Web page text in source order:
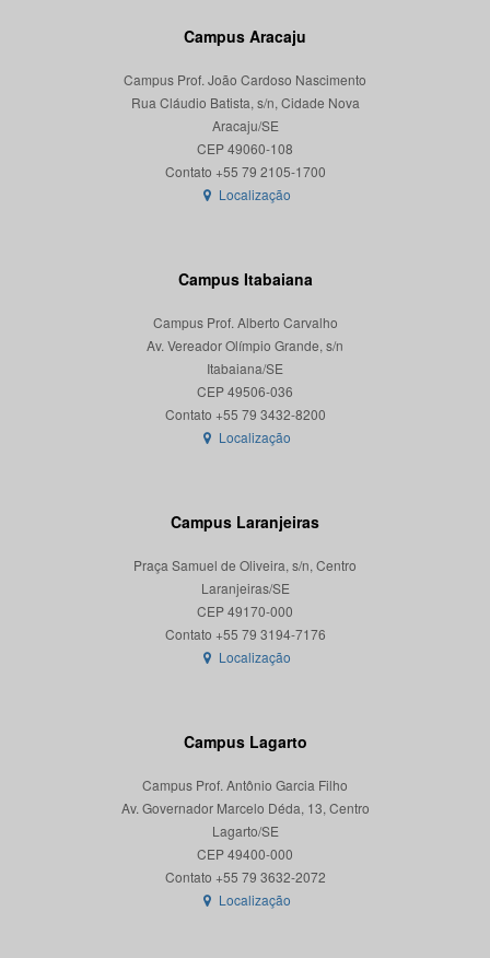
Campus Aracaju
Campus Prof. João Cardoso Nascimento
Rua Cláudio Batista, s/n, Cidade Nova
Aracaju/SE
CEP 49060-108
Localização
Campus Itabaiana
Campus Prof. Alberto Carvalho
Av. Vereador Olímpio Grande, s/n
Itabaiana/SE
CEP 49506-036
Localização
Campus Laranjeiras
Praça Samuel de Oliveira, s/n, Centro
Laranjeiras/SE
CEP 49170-000
Localização
Campus Lagarto
Campus Prof. Antônio Garcia Filho
Av. Governador Marcelo Déda, 13, Centro
Lagarto/SE
CEP 49400-000
Localização